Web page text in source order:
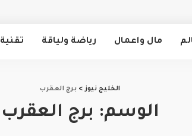
مال واعمال رياضة ولياقة تقنية
الخليج نيوز> برج العقرب
الوسم: برج العقرب